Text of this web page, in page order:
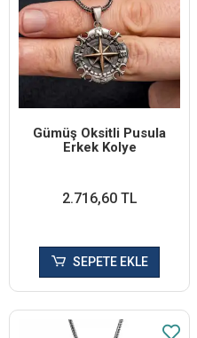
Gümüş Oksitli Pusula
Erkek Kolye
2.716,60 TL
SEPETE EKLE